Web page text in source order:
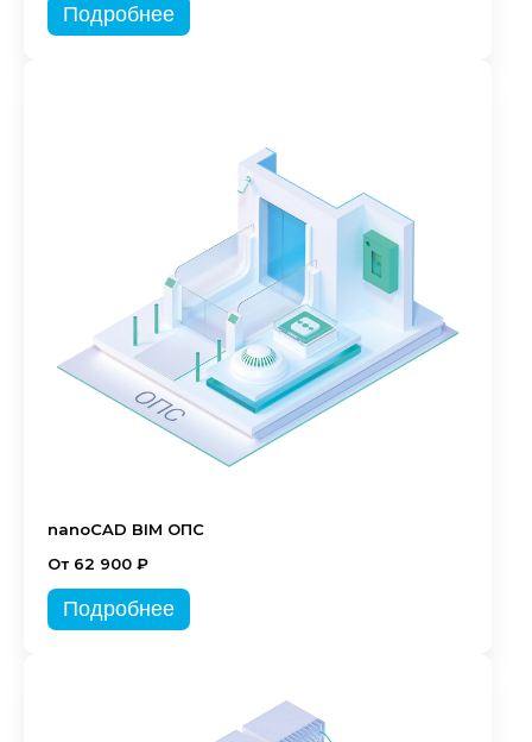
Подробнее
nanoCAD BIM ОПС
От 62 900 ₽
Подробнее